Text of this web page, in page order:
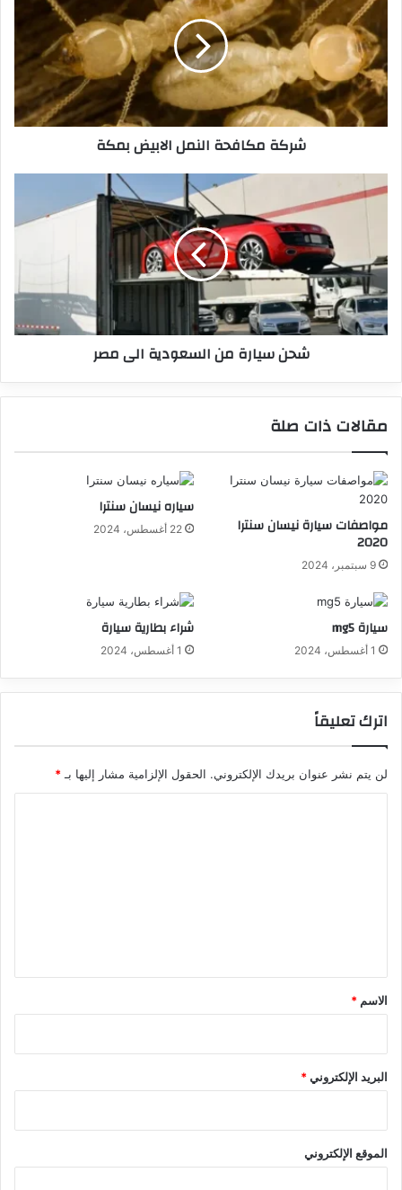
شركة مكافحة النمل الابيض بمكة
شحن سيارة من السعودية الى مصر
مقالات ذات صلة
مواصفات سيارة نيسان سنترا
2020
9 سبتمبر، 2024
سياره نيسان سنترا
22 أغسطس، 2024
سيارة mg5
1 أغسطس، 2024
شراء بطارية سيارة
1 أغسطس، 2024
اترك تعليقاً
لن يتم نشر عنوان بريدك الإلكتروني. الحقول الإلزامية مشار إليها بـ *
*
الاسم *
البريد الإلكتروني*
الموقع الإلكتروني